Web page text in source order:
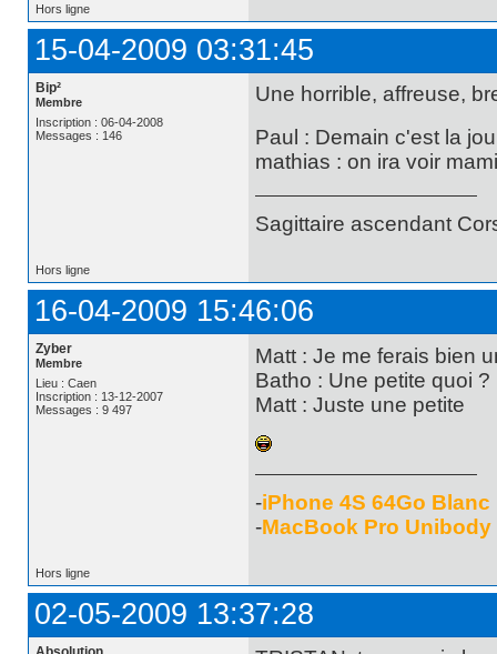
Hors ligne
15-04-2009 03:31:45
Bip²
Membre
Inscription : 06-04-2008
Messages : 146
Une horrible, affreuse,
Paul : Demain c'est la
mathias : on ira voir
Sagittaire ascendant
Hors ligne
16-04-2009 15:46:06
Zyber
Membre
Lieu : Caen
Inscription : 13-12-2007
Messages : 9 497
Matt : Je me ferais bien
Batho : Une petite quoi ?
Matt : Juste une petite
-iPhone 4S 64Go Blanc
-MacBook Pro Unibody
Hors ligne
02-05-2009 13:37:28